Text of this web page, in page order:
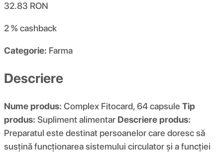
32.83 RON
2 %cashback
Categorie: Farma
Descriere
Nume produs: Complex Fitocard, 64 capsule Tip
produs: Supliment alimentar Descriere produs:
Preparatul este destinat persoanelor care doresc să
susțină funcționarea sistemului circulator și a funcției